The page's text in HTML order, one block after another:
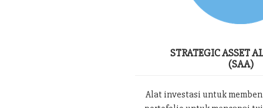
STRATEGIC ASSET
(SAA)
Alat investasi untuk